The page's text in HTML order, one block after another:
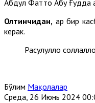
Абдул Фаттоҳ Абу Ғудда
Олтинчидан, ҳар бир
керак.
Расулуллоҳ
Бўлим Мақолалар
Среда, 26 Июнь 2024